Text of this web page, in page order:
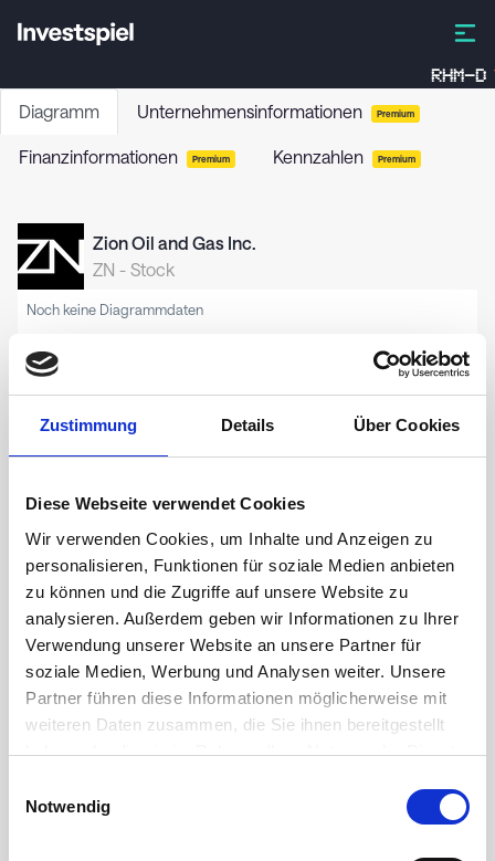
Zustimmung Details Über Cookies
Diese Webseite verwendet Cookies
Wir verwenden Cookies, um Inhalte und Anzeigen zu
personalisieren, Funktionen für soziale Medien anbieten
zu können und die Zugriffe auf unsere Website zu
analysieren. Außerdem geben wir Informationen zu Ihrer
Verwendung unserer Website an unsere Partner für
soziale Medien, Werbung und Analysen weiter. Unsere
Partner führen diese Informationen möglicherweise mit
weiteren Daten zusammen, die Sie ihnen bereitgestellt
haben oder die sie im Rahmen Ihrer Nutzung der Dienste
Notwendig
RHM-D
Diagramm Unternehmensinformationen Premium
Finanzinformationen Premium Kennzahlen Premium
Zion Oil and Gas Inc.
ZN - Stock
Noch keine Diagrammdaten
24 Std. 1M 3M 1J 5J